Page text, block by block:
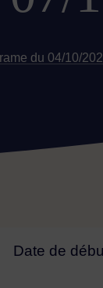
du 04/10/
Date de